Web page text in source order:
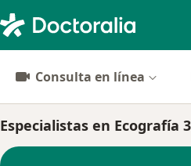
Consulta en línea
Especialistas en Ecografía